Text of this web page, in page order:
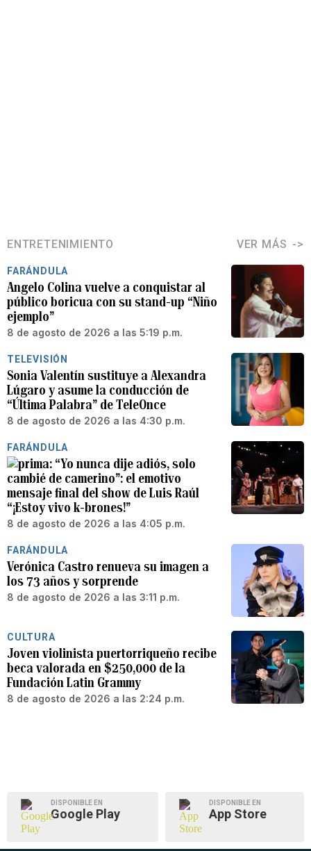
ENTRETENIMIENTO VER MÁS
FARÁNDULA
Angelo Colina vuelve a conquistar al
público boricua con su stand-up “Niño
ejemplo”
8 de agosto de 2026 a las 5:19 p.m.
TELEVISIÓN
Sonia Valentín sustituye a Alexandra
Lúgaro y asume la conducción de
“Última Palabra” de TeleOnce
8 de agosto de 2026 a las 4:30 p.m.
FARÁNDULA
“Yo nunca dije adiós, solo
cambié de camerino”: el emotivo
mensaje final del show de Luis Raúl
“¡Estoy vivo k-brones!”
8 de agosto de 2026 a las 4:05 p.m.
FARÁNDULA
Verónica Castro renueva su imagen a
los 73 años y sorprende
8 de agosto de 2026 a las 3:11 p.m.
CULTURA
Joven violinista puertorriqueño recibe
beca valorada en $250,000 de la
Fundación Latin Grammy
8 de agosto de 2026 a las 2:24 p.m.
DISPONIBLE EN
Google Play
DISPONIBLE EN
App Store